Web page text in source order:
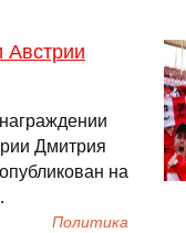
Австрии
Дмитрия
на
Политика